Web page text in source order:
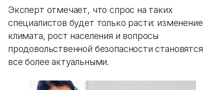
Эксперт отмечает, что спрос на таких
специалистов будет только расти: изменение
климата, рост населения и вопросы
продовольственной безопасности становятся
все более актуальными.